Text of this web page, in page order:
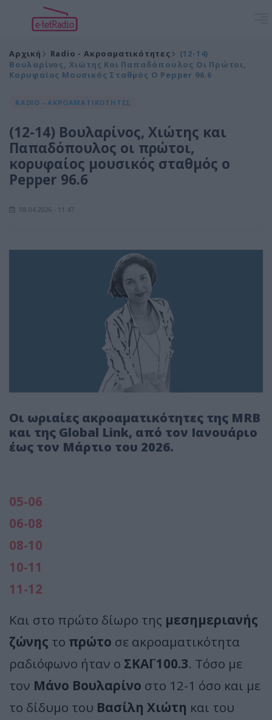
Αρχική Radio - Ακροαματικότητες
(12-14)
Βουλαρίνος, Χιώτης Και Παπαδόπουλος Οι Πρώτοι,
Κορυφαίος Μουσικός Σταθμός Ο Pepper 96.6
RADIO - ΑΚΡΟΑΜΑΤΙΚΟΤΗΤΕΣ
(12-14) Βουλαρίνος, Χιώτης και
Παπαδόπουλος οι πρώτοι,
κορυφαίος μουσικός σταθμός ο
Pepper 96.6
08.04.2026 - 11:47
Οι ωριαίες ακροαματικότητες της MRB
και της Global Link, από τον Ιανουάριο
έως τον Μάρτιο του 2026.
05-06
06-08
08-10
10-11
11-12
Και στο πρώτο δίωρο της μεσημεριανής
ζώνης το πρώτο σε ακροαματικότητα
ραδιόφωνο ήταν ο ΣΚΑΪ 100.3. Τόσο με
τον Μάνο Βουλαρίνο στο 12-1 όσο και με
το δίδυμο του Βασίλη Χιώτη και του